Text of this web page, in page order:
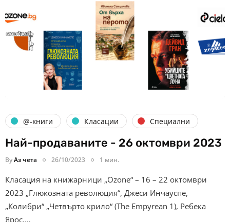
@-книги Класации Специални
Най-продаваните - 26 октомври 2023
ByАз чета 26/10/2023 1 мин.
Класация на книжарници „Ozone“ – 16 – 22 октомври
2023 „Глюкозната революция“, Джеси Инчауспе,
„Колибри“ „Четвърто крило“ (The Empyrean 1), Ребека
Ярос,…